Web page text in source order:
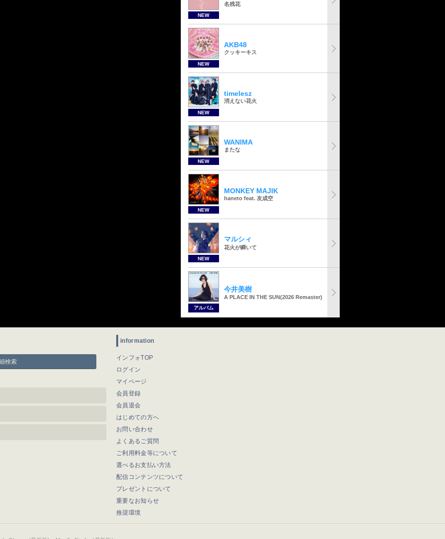
NEW
名残花
NEW
AKB48
クッキーキス
NEW
timelesz
消えない花火
NEW
WANIMA
またな
NEW
MONKEY MAJIK
haneto feat. 友成空
NEW
マルシィ
花火が瞬いて
アルバム
今井美樹
A PLACE IN THE SUN(2026 Remaster)
検索
information
インフォTOP
ログイン
マイページ
会員登録
会員退会
はじめての方へ
お問い合わせ
よくあるご質問
ご利用料金等について
選べるお支払い方法
配信コンテンツについて
プレゼントについて
重要なお知らせ
推奨環境